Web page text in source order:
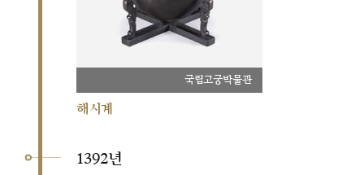
국립고궁박물관
해시계
1392년